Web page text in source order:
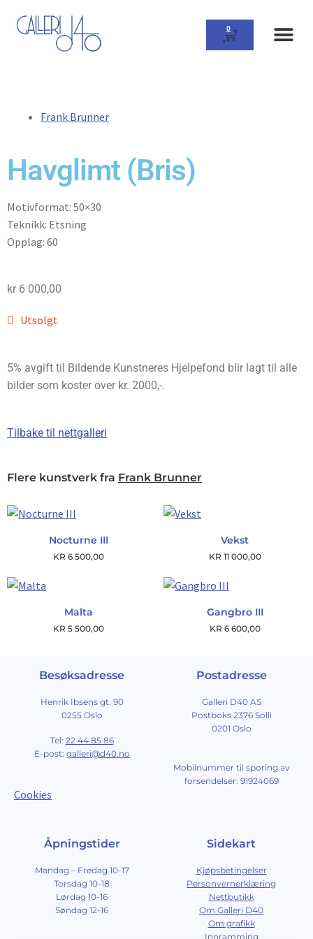
0
Frank Brunner
Havglimt (Bris)
Motivformat: 50×30
Teknikk: Etsning
Opplag: 60
kr 6 000,00
Utsolgt
5% avgift til Bildende Kunstneres Hjelpefond blir lagt til alle
bilder som koster over kr. 2000,-.
Tilbake til nettgalleri
Flere kunstverk fra Frank Brunner
Nocturne III
KR 6 500,00
Vekst
KR 11 000,00
Malta
KR 5 500,00
Gangbro III
KR 6 600,00
Besøksadresse
Henrik Ibsens gt. 90
0255 Oslo
Tel: 22 44 85 86
E-post: galleri@d40.no
Cookies
Postadresse
Galleri D40 AS
Postboks 2376 Solli
0201 Oslo
Mobilnummer til sporing av
forsendelser: 91924069
Åpningstider
Mandag – Fredag 10-17
Torsdag 10-18
Lørdag 10-16
Søndag 12-16
Sidekart
Kjøpsbetingelser
Personvernerklæring
Nettbutikk
Om Galleri D40
Om grafikk
Innramming